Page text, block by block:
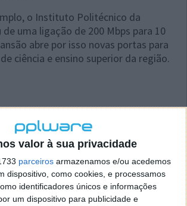
valor à sua privacidade
parceiros armazenamos e/ou acedemos
dispositivo, como cookies, e processamos
identificadores únicos e informações
um dispositivo para publicidade e
o Instituto Politécnico da
de uma ligação de 200 Mbps para 10
abre por isso novas portas para
ciência e ensino superior da região.
artigo tem mais de um ano
o Pplware no Google Notícias